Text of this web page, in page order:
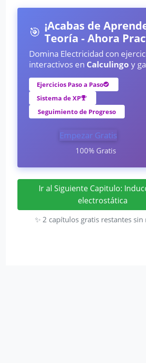
🎯 ¡Acabas de
Teoría - Ahora
Domina Electricidad con
interactivos en Calculingo y
Ejercicios Paso a Paso
Sistema de XP
Seguimiento de Progreso
Empezar Gratis
100% Gratis
Ir al Siguiente Capitulo:
electrostática
✨ 2 capítulos gratis restantes sin